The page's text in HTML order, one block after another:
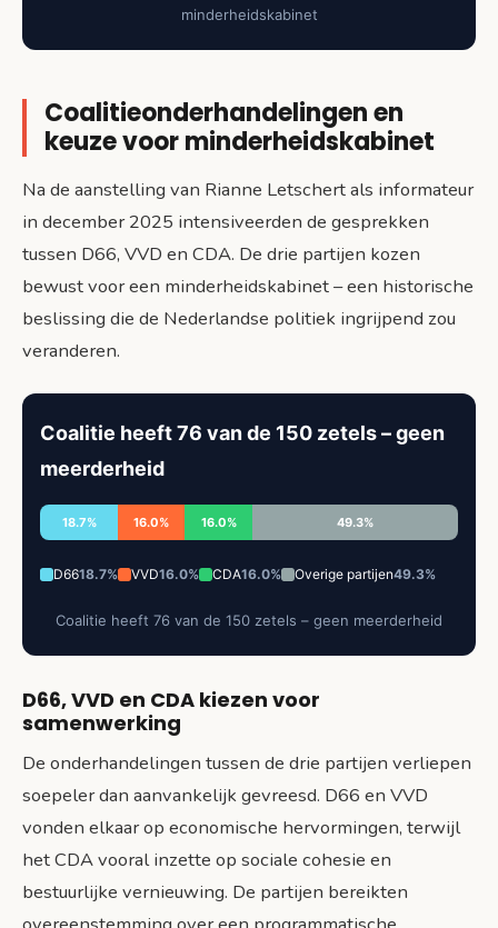
minderheidskabinet
Coalitieonderhandelingen en
keuze voor minderheidskabinet
Na de aanstelling van Rianne Letschert als informateur
in december 2025 intensiveerden de gesprekken
tussen D66, VVD en CDA. De drie partijen kozen
bewust voor een minderheidskabinet – een historische
beslissing die de Nederlandse politiek ingrijpend zou
veranderen.
Coalitie heeft 76 van de 150 zetels – geen
meerderheid
18.7% 16.0% 16.0% 49.3%
D6618.7% VVD16.0% CDA16.0% Overige partijen49.3%
Coalitie heeft 76 van de 150 zetels – geen meerderheid
D66, VVD en CDA kiezen voor
samenwerking
De onderhandelingen tussen de drie partijen verliepen
soepeler dan aanvankelijk gevreesd. D66 en VVD
vonden elkaar op economische hervormingen, terwijl
het CDA vooral inzette op sociale cohesie en
bestuurlijke vernieuwing. De partijen bereikten